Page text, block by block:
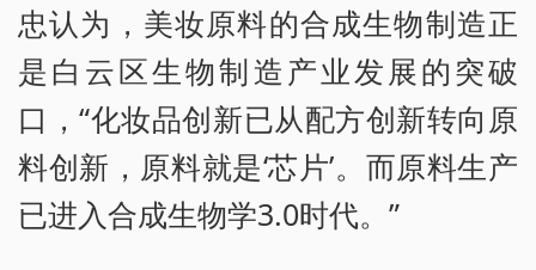
忠认为，美妆原料的合成生物制造正
是白云区生物制造产业发展的突破
口，“化妆品创新已从配方创新转向原
料创新，原料就是‘芯片’。而原料生产
已进入合成生物学3.0时代。”